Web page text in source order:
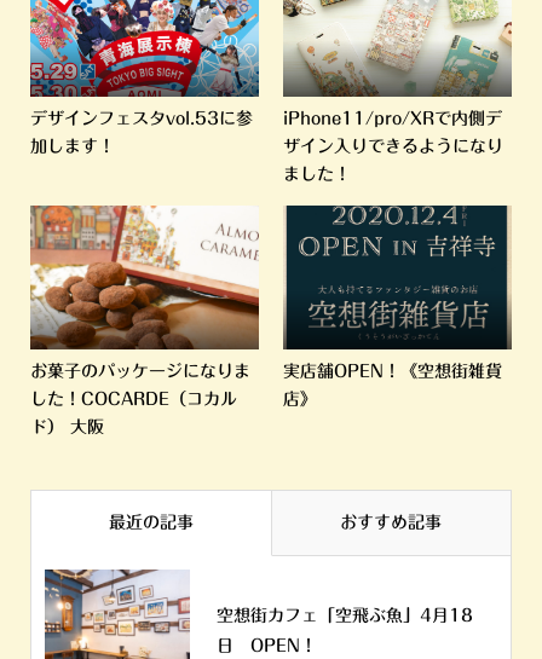
デザインフェスタvol.53に参
加します！
iPhone11/pro/XRで内側デ
ザイン入りできるようになり
ました！
お菓子のパッケージになりま
した！COCARDE（コカル
ド） 大阪
実店舗OPEN！《空想街雑貨
店》
最近の記事 おすすめ記事
空想街カフェ「空飛ぶ魚」4月18
日 OPEN！